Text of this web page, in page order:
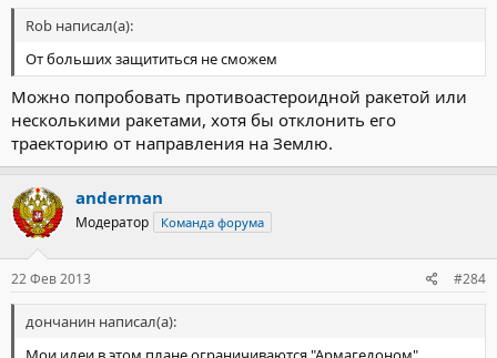
Rob написал(а):
От больших защититься не сможем
Можно попробовать противоастероидной ракетой или
несколькими ракетами, хотя бы отклонить его
траекторию от направления на Землю.
anderman
Модератор Команда форума
22 Фев 2013 #284
дончанин написал(а):